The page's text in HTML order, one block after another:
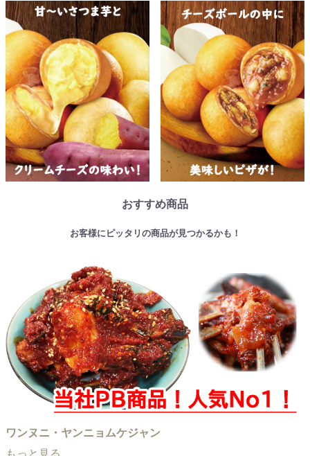
おすすめ商品
お客様にピッタリの商品が見つかるかも！
ワンヌニ・ヤンニョムケジャン
もっと見る